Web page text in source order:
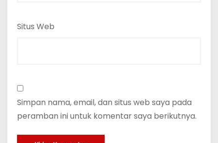
Situs Web
Simpan nama, email, dan situs web saya pada
peramban ini untuk komentar saya berikutnya.